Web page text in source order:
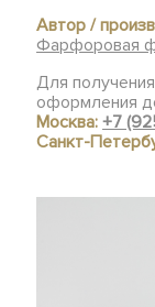
Автор /
Фарфоровая
Для
оформления
Москва:+7
Санкт-